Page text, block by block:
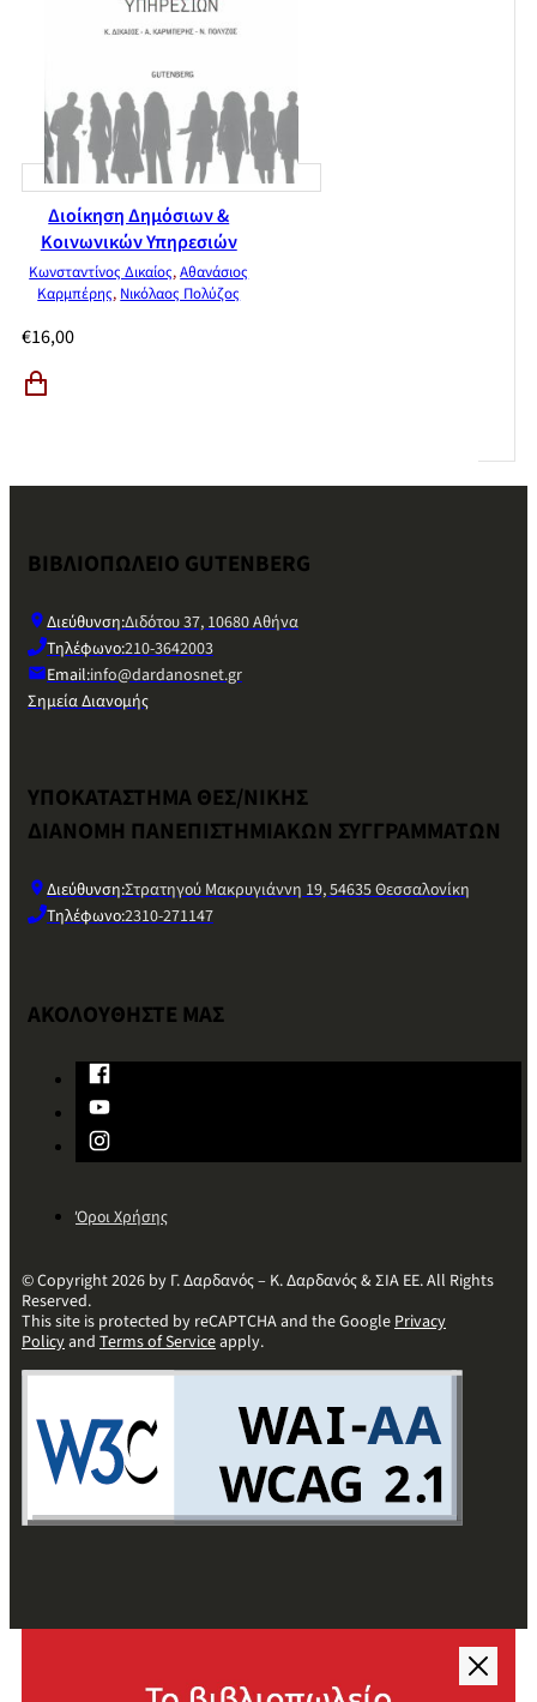
Διοίκηση Δημόσιων &
Κοινωνικών Υπηρεσιών
Κωνσταντίνος Δικαίος,Αθανάσιος
Καρμπέρης, Νικόλαος Πολύζος
€16,00
ΒΙΒΛΙΟΠΩΛΕΙΟ GUTENBERG
Διεύθυνση:Διδότου 37, 10680 Αθήνα
Τηλέφωνο:210-3642003
Email:info@dardanosnet.gr
Σημεία Διανομής
ΥΠΟΚΑΤΑΣΤΗΜΑ ΘΕΣ/ΝΙΚΗΣ
ΔΙΑΝΟΜΗ ΠΑΝΕΠΙΣΤΗΜΙΑΚΩΝ ΣΥΓΓΡΑΜΜΑΤΩΝ
Διεύθυνση:Στρατηγού Μακρυγιάννη 19, 54635 Θεσσαλονίκη
Τηλέφωνο:2310-271147
ΑΚΟΛΟΥΘΗΣΤΕ ΜΑΣ
Όροι Χρήσης
© Copyright 2026 by Γ. Δαρδανός – Κ. Δαρδανός & ΣΙΑ ΕΕ. All Rights
Reserved.
This site is protected by reCAPTCHA and the GooglePrivacy
Policyand Terms of Serviceapply.